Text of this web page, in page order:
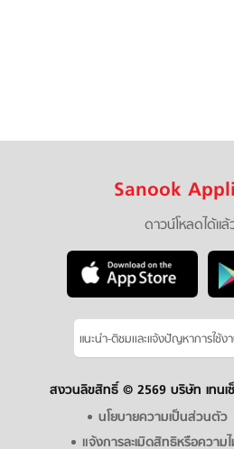
Sanook
ดาวน์โหลดได้แ
แนะนำ-ติชมเเละแจ้งปัญหาการใช้ง
สงวนลิขสิทธิ์ © 2569 บริษัท เทนเ
นโยบายความเป็นส่วนตัว
แจ้งการละเมิดสิทธิหรือความ